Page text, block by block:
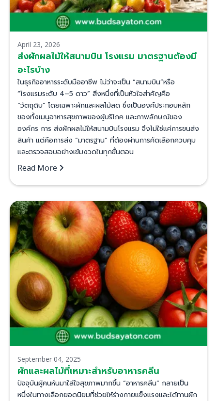
April 23, 2026
ส่งผักผลไม้ให้สนามบิน โรงแรม มาตรฐานต้องมี
อะไรบ้าง
ในธุรกิจอาหารระดับมืออาชีพ ไม่ว่าจะเป็น “สนามบิน”หรือ
“โรงแรมระดับ 4–5 ดาว” สิ่งหนึ่งที่เป็นหัวใจสำคัญคือ
“วัตถุดิบ” โดยเฉพาะผักและผลไม้สด ซึ่งเป็นองค์ประกอบหลัก
ของทั้งเมนูอาหารสุขภาพของผู้บริโภค และภาพลักษณ์ของ
องค์กร การ ส่งผักผลไม้ให้สนามบินโรงแรม จึงไม่ใช่แค่การขนส่ง
สินค้า แต่คือการส่ง “มาตรฐาน” ที่ต้องผ่านการคัดเลือกควบคุม
และตรวจสอบอย่างเข้มงวดในทุกขั้นตอน
Read More
September 04, 2025
ผักและผลไม้ที่เหมาะสำหรับอาหารคลีน
ปัจจุบันผู้คนหันมาใส่ใจสุขภาพมากขึ้น “อาหารคลีน” กลายเป็น
หนึ่งในทางเลือกยอดนิยมที่ช่วยให้ร่างกายแข็งแรงและได้ทานผัก